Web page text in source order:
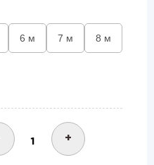
6 м 7 м 8 м
+